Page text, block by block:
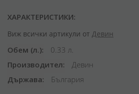
ХАРАКТЕРИСТИКИ:
Виж всички артикули от Девин
Обем (л.)
0.33 л.
Производител
Девин
Държава
България